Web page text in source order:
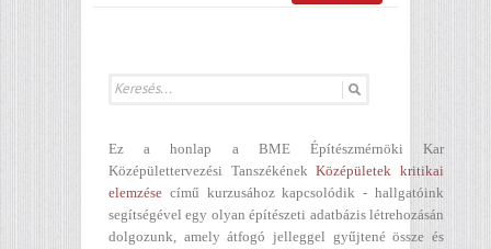
Ez a honlap a BME Építészmérnöki Kar
Középülettervezési TanszékénekKözépületek kritikai
elemzése című kurzusához kapcsolódik - hallgatóink
segítségével egy olyan építészeti adatbázis létrehozásán
dolgozunk, amely átfogó jelleggel gyűjtené össze és